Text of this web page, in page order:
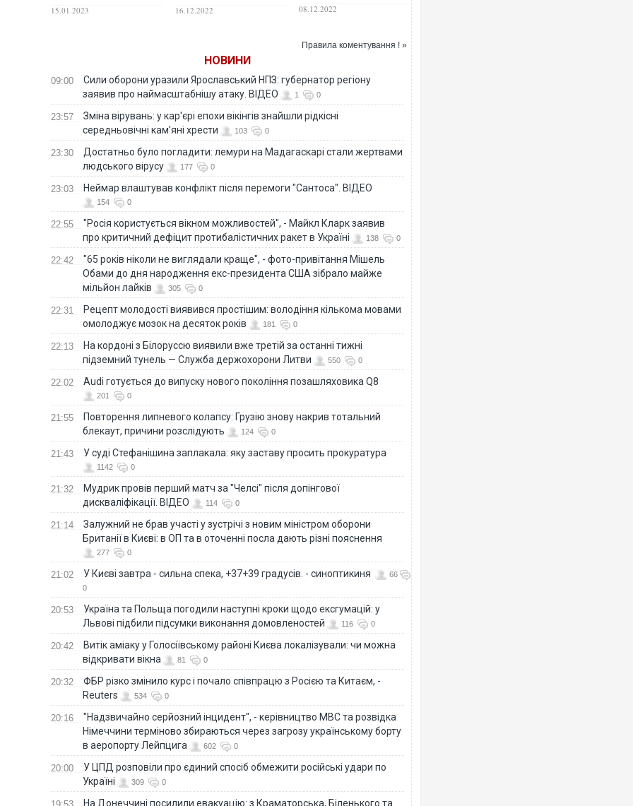
головні стереотипи
15.01.2023
"російською
Маріуполі
16.12.2022
08.12.2022
Правила коментування ! »
НОВИНИ
09:00
Сили оборони уразили Ярославський НПЗ: губернатор регіону
заявив про наймасштабнішу атаку. ВІДЕО
1 0
23:57
Зміна вірувань: у кар'єрі епохи вікінгів знайшли рідкісні
середньовічні кам’яні хрести
103 0
23:30
Достатньо було погладити: лемури на Мадагаскарі стали жертвами
людського вірусу
177 0
23:03 Неймар влаштував конфлікт після перемоги "Сантоса". ВІДЕО
154 0
22:55
"Росія користується вікном можливостей", - Майкл Кларк заявив
про критичний дефіцит протибалістичних ракет в Україні
138 0
22:42
"65 років ніколи не виглядали краще", - фото-привітання Мішель
Обами до дня народження екс-президента США зібрало майже
мільйон лайків
305 0
22:31
Рецепт молодості виявився простішим: володіння кількома мовами
омолоджує мозок на десяток років
181 0
22:13
На кордоні з Білоруссю виявили вже третій за останні тижні
підземний тунель — Служба держохорони Литви
550 0
22:02 Audi готується до випуску нового покоління позашляховика Q8
201 0
21:55
Повторення липневого колапсу: Грузію знову накрив тотальний
блекаут, причини розслідують
124 0
21:43 У суді Стефанішина заплакала: яку заставу просить прокуратура
1142 0
21:32
Мудрик провів перший матч за "Челсі" після допінгової
дискваліфікації. ВІДЕО
114 0
21:14
Залужний не брав участі у зустрічі з новим міністром оборони
Британії в Києві: в ОП та в оточенні посла дають різні пояснення
277 0
21:02 У Києві завтра - сильна спека, +37+39 градусів. - синоптикиня
66
0
20:53
Україна та Польща погодили наступні кроки щодо ексгумацій: у
Львові підбили підсумки виконання домовленостей
116 0
20:42
Витік аміаку у Голосіївському районі Києва локалізували: чи можна
відкривати вікна
81 0
20:32
ФБР різко змінило курс і почало співпрацю з Росією та Китаєм, -
Reuters
534 0
20:16
"Надзвичайно серйозний інцидент", - керівництво МВС та розвідка
Німеччини терміново збираються через загрозу українському борту
в аеропорту Лейпцига
602 0
20:00
У ЦПД розповіли про єдиний спосіб обмежити російські удари по
Україні
309 0
На Донеччині посилили евакуацію: з Краматорська, Біленького та